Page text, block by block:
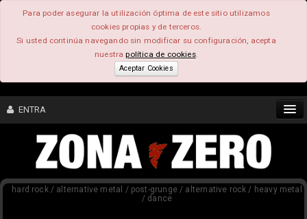
Para poder asegurar la utilización óptima de este sitio utilizamos
cookies propias y de terceros.
Si usted continúa navegando sin modificar su configuración, acepta
nuestrapolítica de cookies.
Aceptar Cookies
ENTRA
CONTENIDO
hard rock / alternative metal / post-grunge / alternative rock / heavy metal
/ dance